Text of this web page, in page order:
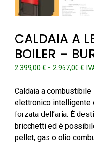
CALDAIA A
BOILER –
2.399,00 € - 2.967,00 €
da
a
Caldaia a
elettronico intelligente
forzata dell’aria. È
bricchetti ed è
pellet, gas o olio